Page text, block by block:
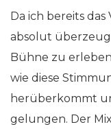
Da ich bereits
absolut
Bühne zu
wie diese
herüberkommt
gelungen. Der